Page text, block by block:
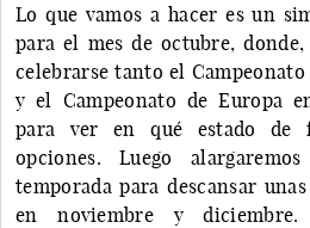
Lo que vamos a hacer es un
para el mes de octubre,
celebrarse tanto el
y el Campeonato de Europa
para ver en qué estado de
opciones. Luego
temporada para descansar
en noviembre y